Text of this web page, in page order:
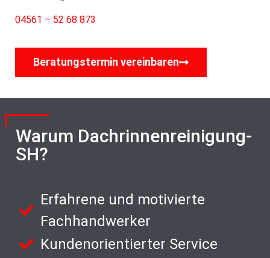
04561 – 52 68 873
Beratungstermin vereinbaren
Warum Dachrinnenreinigung-
SH?
Erfahrene und motivierte
Fachhandwerker
Kundenorientierter Service